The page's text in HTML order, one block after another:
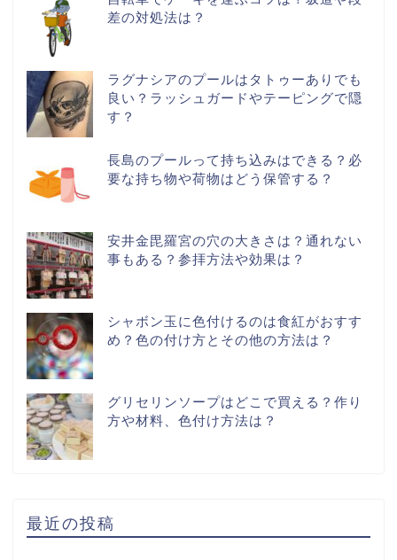
差の対処法は？
ラグナシアのプールはタトゥーありでも
良い？ラッシュガードやテーピングで隠
す？
長島のプールって持ち込みはできる？必
要な持ち物や荷物はどう保管する？
安井金毘羅宮の穴の大きさは？通れない
事もある？参拝方法や効果は？
シャボン玉に色付けるのは食紅がおすす
め？色の付け方とその他の方法は？
グリセリンソープはどこで買える？作り
方や材料、色付け方法は？
最近の投稿